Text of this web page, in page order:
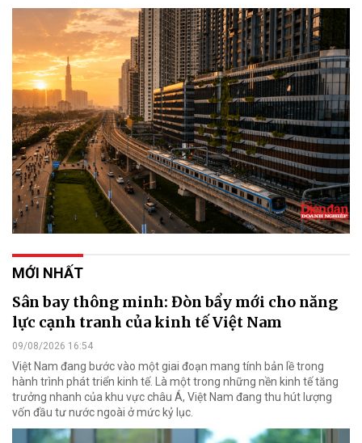
MỚI NHẤT
Sân bay thông minh: Đòn bẩy mới cho năng
lực cạnh tranh của kinh tế Việt Nam
09/08/2026 16:54
Việt Nam đang bước vào một giai đoạn mang tính bản lề trong
hành trình phát triển kinh tế. Là một trong những nền kinh tế tăng
trưởng nhanh của khu vực châu Á, Việt Nam đang thu hút lượng
vốn đầu tư nước ngoài ở mức kỷ lục.